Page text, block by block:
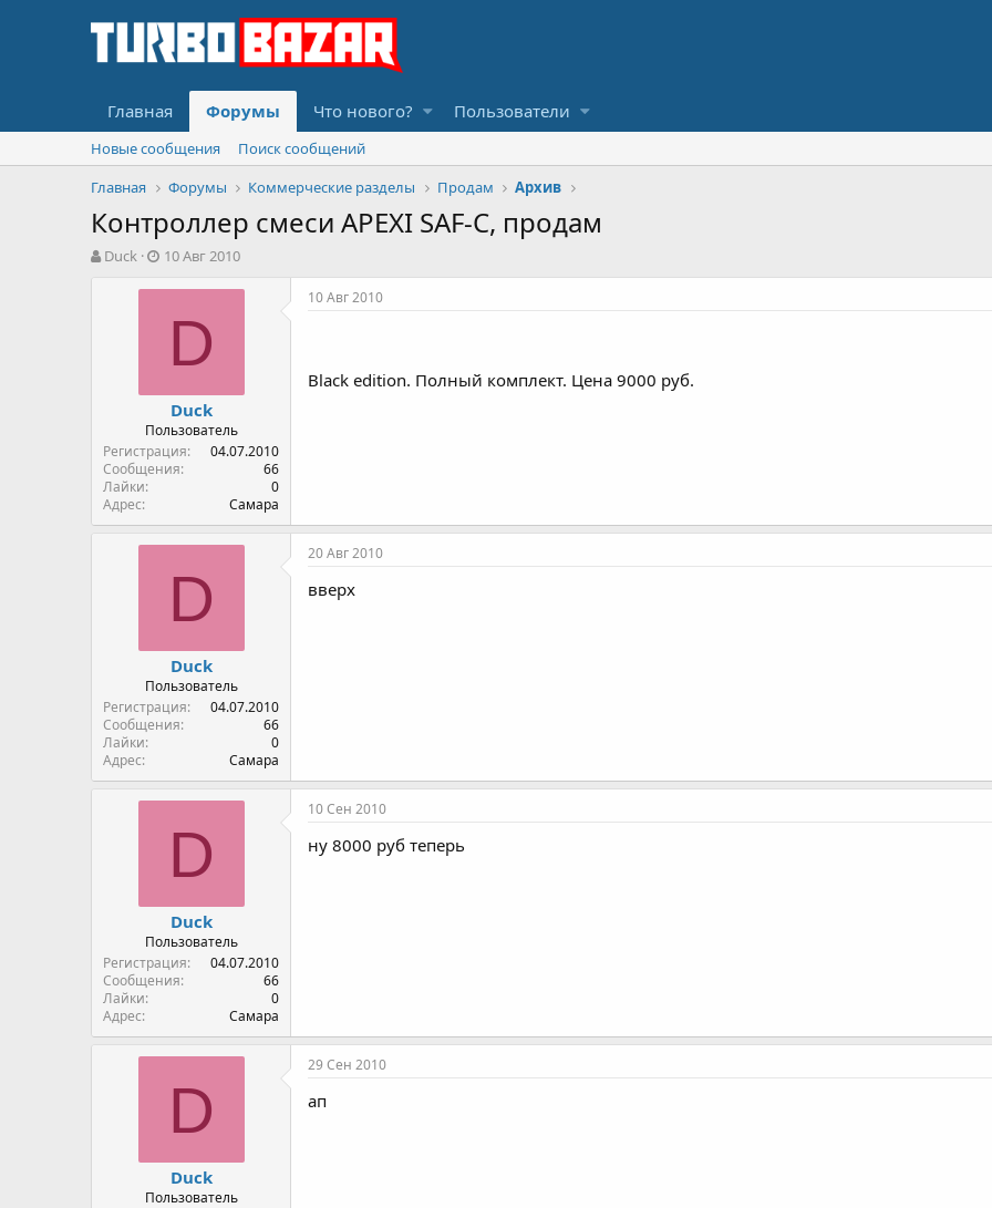
Главная Форумы Что нового? Пользователи
Новые сообщения
Поиск сообщений
Главная
Форумы Коммерческие разделы Продам Архив
Контроллер смеси APEXI SAF-C, продам
А
Duck
Д
т
а
а
10 Авг 2010
D
Duck
Пользователь
Регистрация
04.07.2010
Сообщения
66
Лайки
0
Адрес
Самара
10 Авг 2010
Black edition. Полный комплект. Цена 9000 руб.
D
Duck
Пользователь
Регистрация
04.07.2010
Сообщения
66
Лайки
0
Адрес
Самара
20 Авг 2010
вверх
D
Duck
Пользователь
Регистрация
04.07.2010
Сообщения
66
Лайки
0
Адрес
Самара
10 Сен 2010
ну 8000 руб теперь
D
Duck
Пользователь
29 Сен 2010
ап